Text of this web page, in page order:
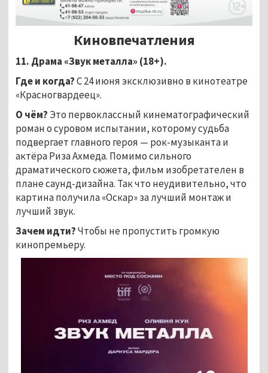
Киновпечатления
11. Драма «Звук металла» (18+).
Где и когда?С 24 июня эксклюзивно в кинотеатре
«Красногвардеец».
О чём? Это первоклассный кинематографический
роман о суровом испытании, которому судьба
подвергает главного героя — рок-музыканта и
актёра Риза Ахмеда. Помимо сильного
драматического сюжета, фильм изобретателен в
плане саунд-дизайна. Так что неудивительно, что
картина получила «Оскар» за лучший монтаж и
лучший звук.
Зачем идти?Чтобы не пропустить громкую
кинопремьеру.